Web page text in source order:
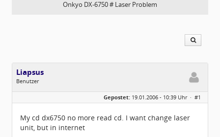
Onkyo DX-6750 # Laser Problem
Liapsus
Benutzer
Geschlecht:
keine Angabe
Beiträge:
3
Gepostet: 19.01.2006 - 10:39 Uhr · #1
My cd dx6750 no more read cd. I want change laser
unit, but in internet